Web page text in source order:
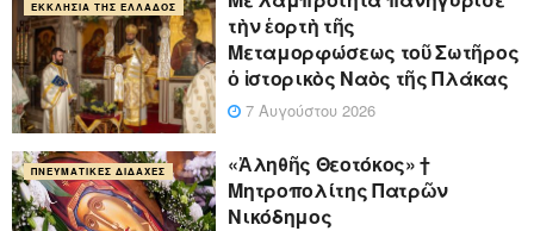
ΕΚΚΛΗΣΊΑ ΤΗΣ ΕΛΛΆΔΟΣ
τὴν ἑορτὴ τῆς
Μεταμορφώσεως τοῦ Σωτῆρος
ὁ ἱστορικὸς Ναὸς τῆς Πλάκας
7 Αυγούστου 2026
ΠΝΕΥΜΑΤΙΚΈΣ ΔΙΔΑΧΈΣ
«Ἀληθῆς Θεοτόκος» †
Μητροπολίτης Πατρῶν
Νικόδημος